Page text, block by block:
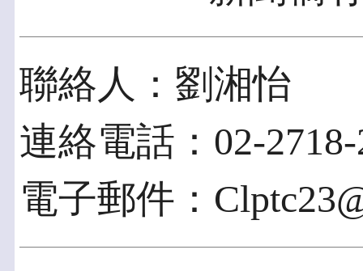
聯絡人：劉湘怡
連絡電話：02-2718-
電子郵件：